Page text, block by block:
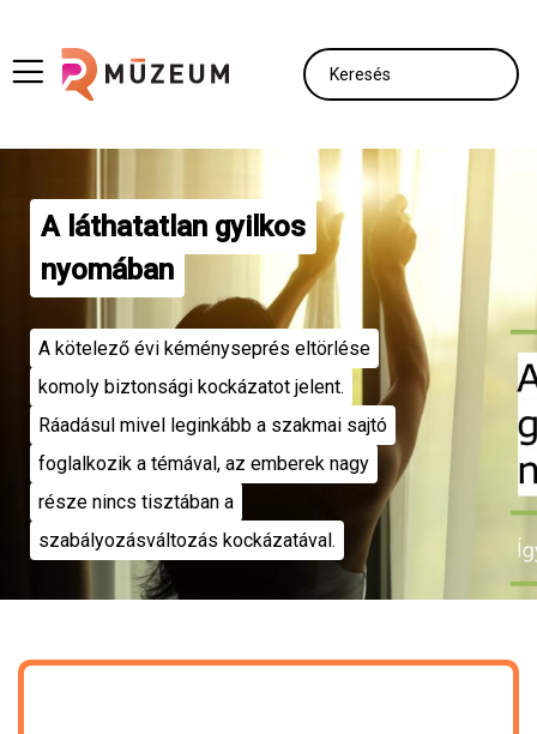
A láthatatlan gyilkos
nyomában
A kötelező évi kéményseprés eltörlése
komoly biztonsági kockázatot jelent.
Ráadásul mivel leginkább a szakmai sajtó
foglalkozik a témával, az emberek nagy
része nincs tisztában a
szabályozásváltozás kockázatával.